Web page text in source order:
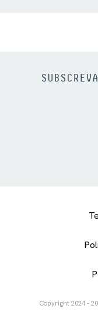
Copyright 2024 -